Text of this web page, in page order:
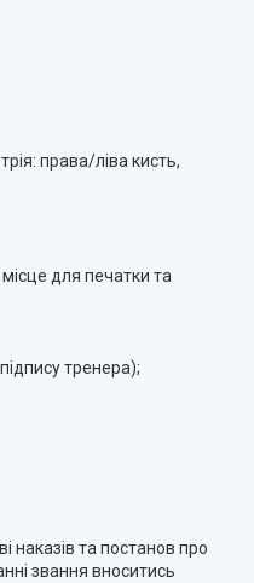
права/ліва кисть,
для печатки та
тренера);
наказів та постанов про
звання вноситись